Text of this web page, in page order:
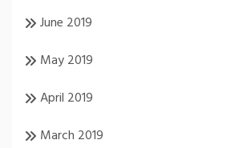
June 2019
May 2019
April 2019
March 2019